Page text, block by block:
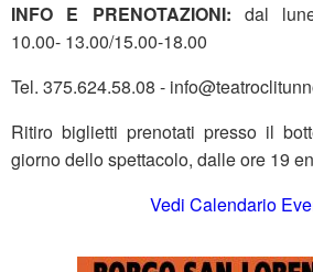
INFO E PRENOTAZIONI: dal
10.00- 13.00/15.00-18.00
Tel. 375.624.58.08 -
Ritiro biglietti prenotati presso il
giorno dello spettacolo, dalle ore 19
Vedi Calendario